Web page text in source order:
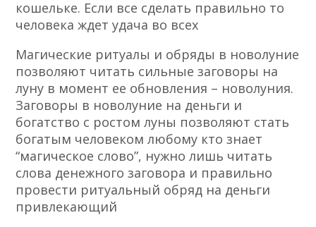
кошельке. Если все сделать правильно то
человека ждет удача во всех
Магические ритуалы и обряды в новолуние
позволяют читать сильные заговоры на
луну в момент ее обновления – новолуния.
Заговоры в новолуние на деньги и
богатство с ростом луны позволяют стать
богатым человеком любому кто знает
“магическое слово”, нужно лишь читать
слова денежного заговора и правильно
провести ритуальный обряд на деньги
привлекающий